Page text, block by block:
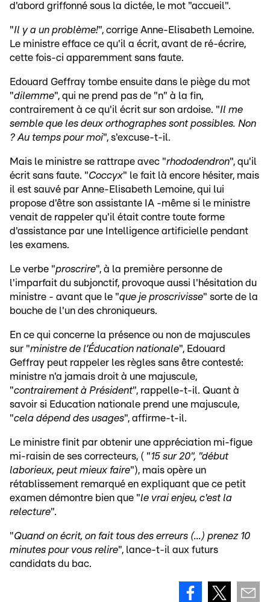
d'abord griffonné sous la dictée, le mot "accueil".
"Il y a un problème!", corrige Anne-Elisabeth Lemoine.
Le ministre efface ce qu'il a écrit, avant de ré-écrire,
cette fois-ci apparemment sans faute.
Edouard Geffray tombe ensuite dans le piège du mot
"dilemme", qui ne prend pas de "n" à la fin,
contrairement à ce qu'il écrit sur son ardoise. "Il me
semble que les deux orthographes sont possibles. Non
? Au temps pour moi", s'excuse-t-il.
Mais le ministre se rattrape avec "rhododendron", qu'il
écrit sans faute. "Coccyx" le fait là encore hésiter, mais
il est sauvé par Anne-Elisabeth Lemoine, qui lui
propose d'être son assistante IA -même si le ministre
venait de rappeler qu'il était contre toute forme
d'assistance par une Intelligence artificielle pendant
les examens.
Le verbe "proscrire", à la première personne de
l'imparfait du subjonctif, provoque aussi l'hésitation du
ministre - avant que le "que je proscrivisse" sorte de la
bouche de l'un des chroniqueurs.
En ce qui concerne la présence ou non de majuscules
sur "ministre de l’Éducation nationale", Edouard
Geffray peut rappeler les règles sans être contesté:
ministre n'a jamais droit à une majuscule,
"contrairement à Président", rappelle-t-il. Quant à
savoir si Education nationale prend une majuscule,
"cela dépend des usages", affirme-t-il.
Le ministre finit par obtenir une appréciation mi-figue
mi-raisin de ses correcteurs, ( "15 sur 20", "début
laborieux, peut mieux faire"), mais opère un
rétablissement remarqué en expliquant que ce petit
examen démontre bien que "le vrai enjeu, c'est la
relecture".
"Quand on écrit, on fait tous des erreurs (...) prenez 10
minutes pour vous relire", lance-t-il aux futurs
candidats du bac.